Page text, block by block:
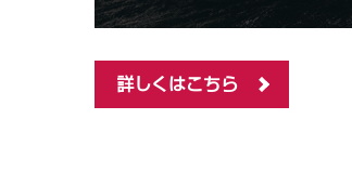
詳しくはこちら